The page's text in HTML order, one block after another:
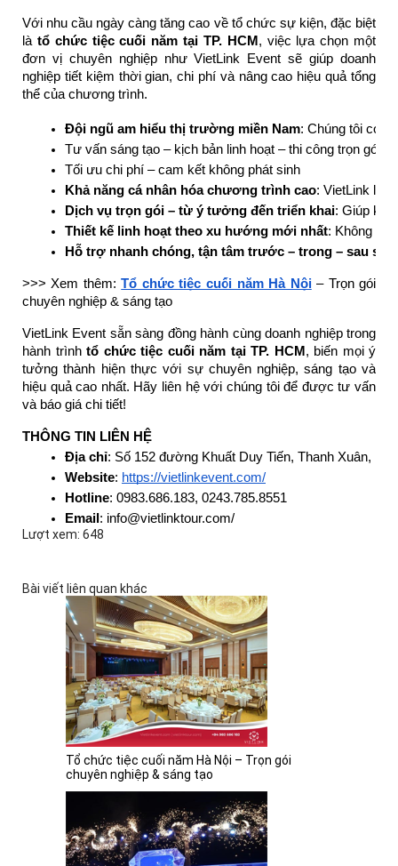
Với nhu cầu ngày càng tăng cao về tổ chức sự kiện, đặc biệt
là tổ chức tiệc cuối năm tại TP. HCM, việc lựa chọn một
đơn vị chuyên nghiệp như VietLink Event sẽ giúp doanh
nghiệp tiết kiệm thời gian, chi phí và nâng cao hiệu quả tổng
thể của chương trình.
Đội ngũ am hiểu thị trường miền Nam: Chúng tôi có
Tư vấn sáng tạo – kịch bản linh hoạt – thi công trọn gói
Tối ưu chi phí – cam kết không phát sinh
Khả năng cá nhân hóa chương trình cao: VietLink
Dịch vụ trọn gói – từ ý tưởng đến triển khai: Giúp
Thiết kế linh hoạt theo xu hướng mới nhất: Không
Hỗ trợ nhanh chóng, tận tâm trước – trong – sau sự
>>> Xem thêm:Tổ chức tiệc cuối năm Hà Nội– Trọn gói
chuyên nghiệp & sáng tạo
VietLink Event sẵn sàng đồng hành cùng doanh nghiệp trong
hành trình tổ chức tiệc cuối năm tại TP. HCM, biến mọi ý
tưởng thành hiện thực với sự chuyên nghiệp, sáng tạo và
hiệu quả cao nhất. Hãy liên hệ với chúng tôi để được tư vấn
và báo giá chi tiết!
THÔNG TIN LIÊN HỆ
Địa chỉ: Số 152 đường Khuất Duy Tiến, Thanh Xuân, Hà
Website: https://vietlinkevent.com/
Hotline: 0983.686.183, 0243.785.8551
Email: info@vietlinktour.com/
Lượt xem: 648
Bài viết liên quan khác
Tổ chức tiệc cuối năm Hà Nội – Trọn gói
chuyên nghiệp & sáng tạo